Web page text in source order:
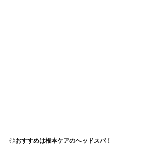
◎おすすめは根本ケアのヘッドスパ！